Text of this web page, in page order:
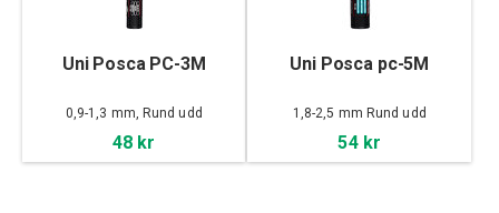
Uni Posca PC-3M
0,9-1,3 mm, Rund udd
48 kr
Uni Posca pc-5M
1,8-2,5 mm Rund udd
54 kr